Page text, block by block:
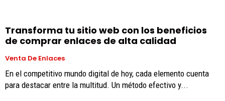
Transforma tu sitio web con los beneficios
de comprar enlaces de alta calidad
Venta De Enlaces
En el competitivo mundo digital de hoy, cada elemento cuenta
para destacar entre la multitud. Un método efectivo y...